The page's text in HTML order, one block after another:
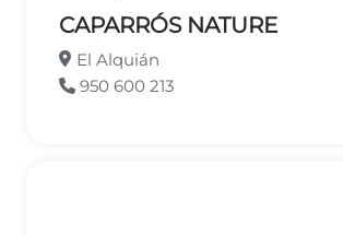
CAPARRÓS NATURE
El Alquián
950 600 213